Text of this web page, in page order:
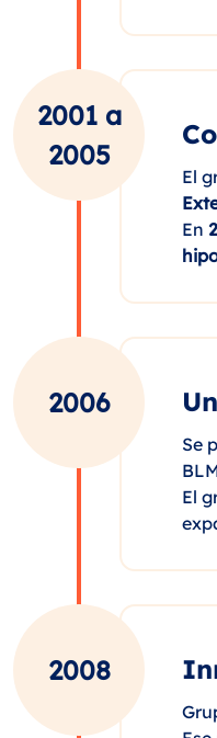
2001 a
2005
El
En
2006
Se
El
2008